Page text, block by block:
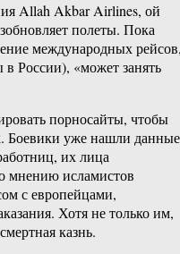
Allah Akbar Airlines, ой
полеты. Пока
международных
России), «может занять
порносайты, чтобы
Боевики уже нашли данные
их лица
мнению исламистов
с европейцами,
Хотя не только им,
казнь.